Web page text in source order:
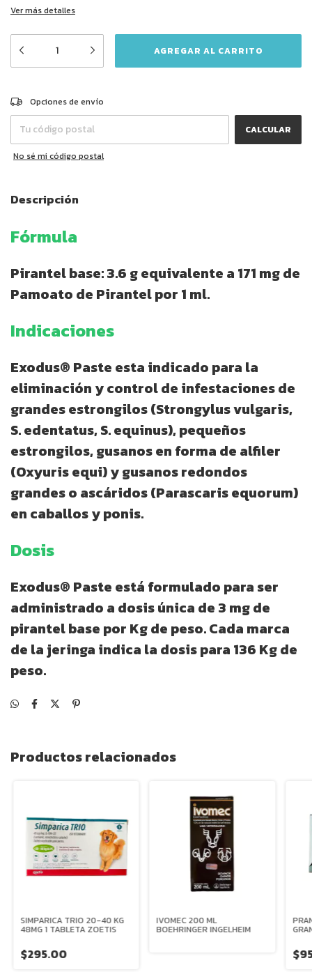
Ver más detalles
Entregas para el CP:
Opciones de envío
CALCULAR
No sé mi código postal
Descripción
Fórmula
Pirantel base: 3.6 g equivalente a 171 mg de
Pamoato de Pirantel por 1 ml.
Indicaciones
Exodus® Paste esta indicado para la
eliminación y control de infestaciones de
grandes estrongilos (Strongylus vulgaris,
S. edentatus, S. equinus), pequeños
estrongilos, gusanos en forma de alfiler
(Oxyuris equi) y gusanos redondos
grandes o ascáridos (Parascaris equorum)
en caballos y ponis.
Dosis
Exodus® Paste está formulado para ser
administrado a dosis única de 3 mg de
pirantel base por Kg de peso. Cada marca
de la jeringa indica la dosis para 136 Kg de
peso.
Productos relacionados
SIMPARICA TRIO 20-40 KG
48MG 1 TABLETA ZOETIS
$295.00
IVOMEC 200 ML
BOEHRINGER INGELHEIM